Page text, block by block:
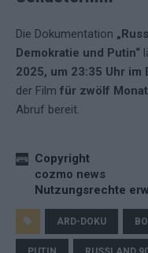
Die Dokumentation
Demokratie und Putin“
2025, um 23:35 Uhr im
der Film für zwölf
Abruf bereit.
Copyright
cozmo news
Nutzungsrechte
ARD-DOKU